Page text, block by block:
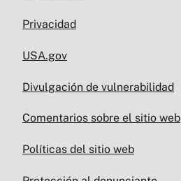
Privacidad
USA.gov
Divulgación de vulnerabilidad
Comentarios sobre el sitio web
Políticas del sitio web